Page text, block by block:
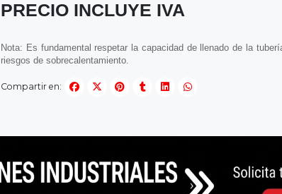
PRECIO INCLUYE IVA
Nota: Es fundamental respetar la capacidad de llenado de la
riesgos de sobrecalentamiento.
Compartir en: